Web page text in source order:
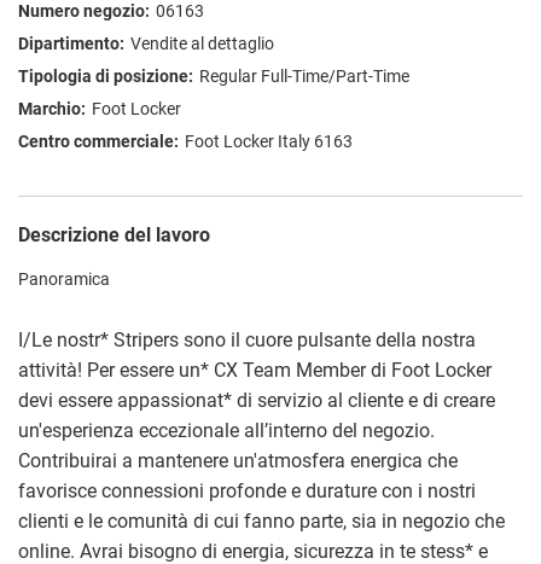
06163
Vendite al dettaglio
Regular Full-Time/Part-Time
Foot Locker
Foot Locker Italy 6163
Descrizione del lavoro
Panoramica
I/Le nostr* Stripers sono il cuore pulsante della nostra
attività! Per essere un* CX Team Member di Foot Locker
devi essere appassionat* di servizio al cliente e di creare
un'esperienza eccezionale all’interno del negozio.
Contribuirai a mantenere un'atmosfera energica che
favorisce connessioni profonde e durature con i nostri
clienti e le comunità di cui fanno parte, sia in negozio che
online. Avrai bisogno di energia, sicurezza in te stess* e